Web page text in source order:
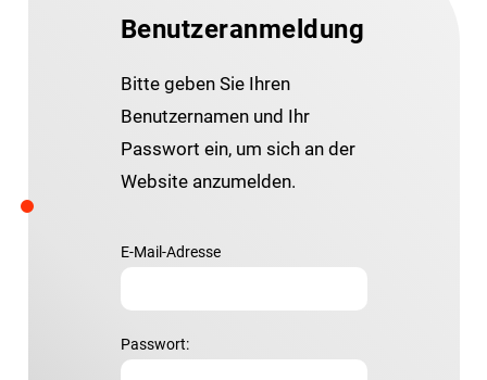
Benutzeranmeldung
Bitte geben Sie Ihren
Benutzernamen und Ihr
Passwort ein, um sich an der
Website anzumelden.
E-Mail-Adresse
Passwort: